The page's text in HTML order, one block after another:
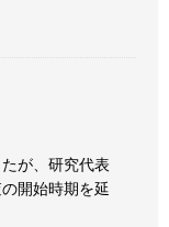
が、研究代表
開始時期を延